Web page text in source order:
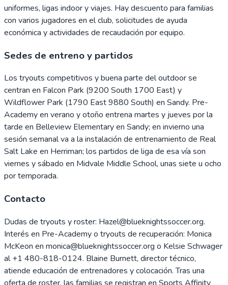
uniformes, ligas indoor y viajes. Hay descuento para familias
con varios jugadores en el club, solicitudes de ayuda
económica y actividades de recaudación por equipo.
Sedes de entreno y partidos
Los tryouts competitivos y buena parte del outdoor se
centran en Falcon Park (9200 South 1700 East) y
Wildflower Park (1790 East 9880 South) en Sandy. Pre-
Academy en verano y otoño entrena martes y jueves por la
tarde en Belleview Elementary en Sandy; en invierno una
sesión semanal va a la instalación de entrenamiento de Real
Salt Lake en Herriman; los partidos de liga de esa vía son
viernes y sábado en Midvale Middle School, unas siete u ocho
por temporada.
Contacto
Dudas de tryouts y roster: Hazel@blueknightssoccer.org.
Interés en Pre-Academy o tryouts de recuperación: Monica
McKeon en monica@blueknightssoccer.org o Kelsie Schwager
al +1 480-818-0124. Blaine Burnett, director técnico,
atiende educación de entrenadores y colocación. Tras una